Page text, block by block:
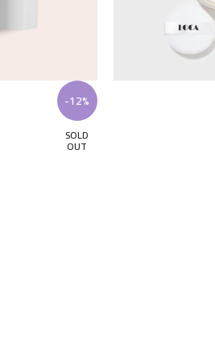
-12%
SOLD
OUT